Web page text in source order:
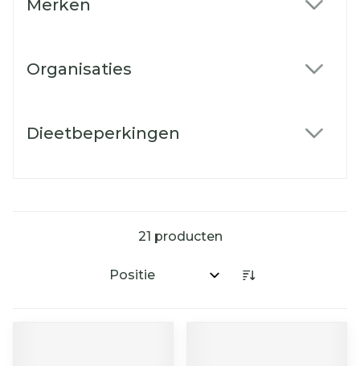
Merken
Organisaties
Dieetbeperkingen
21 producten
Sorteer op: